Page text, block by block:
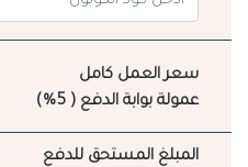
سعر العمل كامل
عمولة بوابة الدفع ( 5%)
المبلغ المستحق للدفع